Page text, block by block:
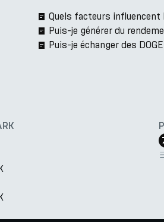
Quels facteurs influencent
Puis-je générer du
Puis-je échanger des